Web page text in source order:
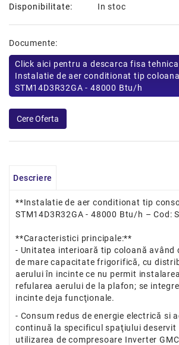
Disponibilitate:
In stoc
Documente:
Click aici pentru a descarca fisa tehnica
Instalatie de aer conditionat tip
STM14D3R32GA - 48000 Btu/h
Descriere
**Instalatie de aer conditionat tip
STM14D3R32GA - 48000 Btu/h – Cod:
**Caracteristici principale:**
- Unitatea interioară tip coloană având
de mare capacitate frigorifică, cu
aerului în incinte ce nu permit
refularea aerului de la plafon; se
incinte deja funcţionale.
- Consum redus de energie electrică si
continuă la specificul spaţiului deservit
utilizarea de compresoare Inverter